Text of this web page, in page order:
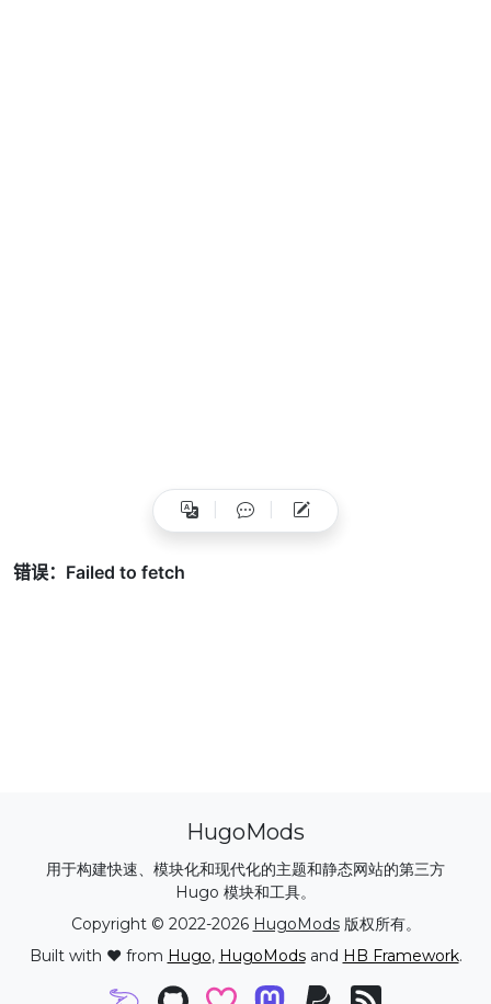
HugoMods
用于构建快速、模块化和现代化的主题和静态网站的第三方
Hugo 模块和工具。
Copyright © 2022-2026 HugoMods版权所有。
Built with ❤️ from Hugo, HugoModsand HB Framework.